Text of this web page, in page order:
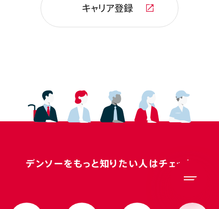
キャリア登録
デンソーをもっと知りたい人はチェック